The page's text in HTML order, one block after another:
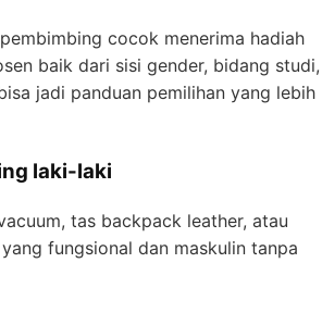
cocok menerima hadiah
baik dari sisi gender, bidang studi,
jadi panduan pemilihan yang lebih
laki-laki
tas backpack leather, atau
fungsional dan maskulin tanpa